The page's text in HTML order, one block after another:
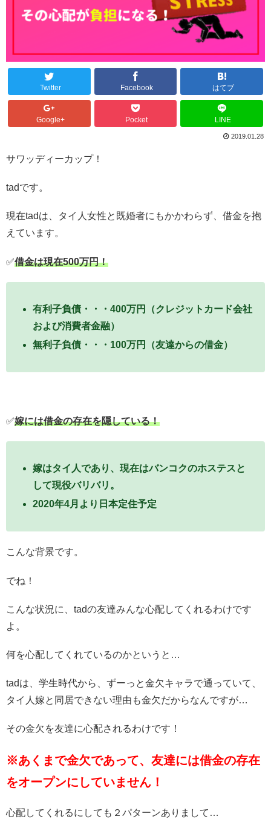
Twitter Facebook はてブ
Google+ Pocket LINE
2019.01.28
サワッディーカップ！
tadです。
現在tadは、タイ人女性と既婚者にもかかわらず、借金を抱
えています。
✅借金は現在500万円！
有利子負債・・・400万円（クレジットカード会社
および消費者金融）
無利子負債・・・100万円（友達からの借金）
✅嫁には借金の存在を隠している！
嫁はタイ人であり、現在はバンコクのホステスと
して現役バリバリ。
2020年4月より日本定住予定
こんな背景です。
でね！
こんな状況に、tadの友達みんな心配してくれるわけです
よ。
何を心配してくれているのかというと…
tadは、学生時代から、ずーっと金欠キャラで通っていて、
タイ人嫁と同居できない理由も金欠だからなんですが…
その金欠を友達に心配されるわけです！
※あくまで金欠であって、友達には借金の存在
をオープンにしていません！
心配してくれるにしても２パターンありまして…